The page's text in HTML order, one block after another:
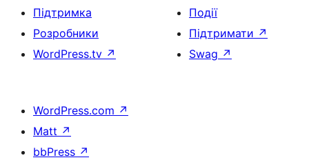
Підтримка
Розробники
WordPress.tv ↗
Події
Підтримати ↗
Swag ↗
WordPress.com ↗
Matt ↗
bbPress ↗